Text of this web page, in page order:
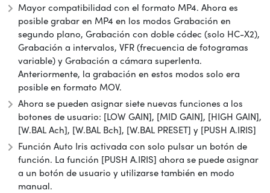
Mayor compatibilidad con el formato MP4. Ahora es
posible grabar en MP4 en los modos Grabación en
segundo plano, Grabación con doble códec (solo HC-X2),
Grabación a intervalos, VFR (frecuencia de fotogramas
variable) y Grabación a cámara superlenta.
Anteriormente, la grabación en estos modos solo era
posible en formato MOV.
Ahora se pueden asignar siete nuevas funciones a los
botones de usuario: [LOW GAIN], [MID GAIN], [HIGH GAIN],
[W.BAL Ach], [W.BAL Bch], [W.BAL PRESET] y [PUSH A.IRIS]
Función Auto Iris activada con solo pulsar un botón de
función. La función [PUSH A.IRIS] ahora se puede asignar
a un botón de usuario y utilizarse también en modo
manual.